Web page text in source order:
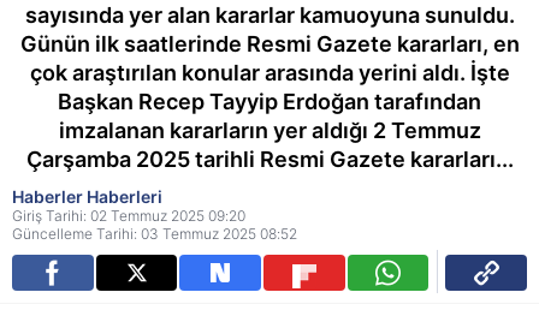
sayısında yer alan kararlar kamuoyuna sunuldu.
Günün ilk saatlerinde Resmi Gazete kararları, en
çok araştırılan konular arasında yerini aldı. İşte
Başkan Recep Tayyip Erdoğan tarafından
imzalanan kararların yer aldığı 2 Temmuz
Çarşamba 2025 tarihli Resmi Gazete kararları...
Haberler Haberleri
Giriş Tarihi: 02 Temmuz 2025 09:20
Güncelleme Tarihi: 03 Temmuz 2025 08:52